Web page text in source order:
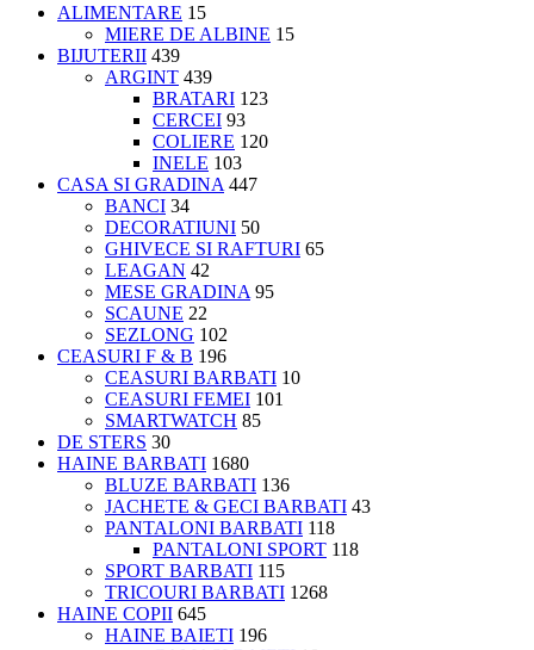
ALIMENTARE 15
MIERE DE ALBINE 15
BIJUTERII 439
ARGINT 439
BRATARI 123
CERCEI 93
COLIERE 120
INELE 103
CASA SI GRADINA 447
BANCI 34
DECORATIUNI 50
GHIVECE SI RAFTURI 65
LEAGAN 42
MESE GRADINA 95
SCAUNE 22
SEZLONG 102
CEASURI F & B 196
CEASURI BARBATI 10
CEASURI FEMEI 101
SMARTWATCH 85
DE STERS 30
HAINE BARBATI 1680
BLUZE BARBATI 136
JACHETE & GECI BARBATI 43
PANTALONI BARBATI 118
PANTALONI SPORT 118
SPORT BARBATI 115
TRICOURI BARBATI 1268
HAINE COPII 645
HAINE BAIETI 196